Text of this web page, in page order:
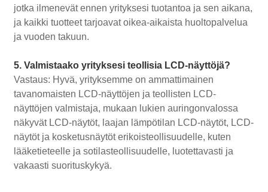
jotka ilmenevät ennen yrityksesi tuotantoa ja sen aikana,
ja kaikki tuotteet tarjoavat oikea-aikaista huoltopalvelua
ja vuoden takuun.
5. Valmistaako yrityksesi teollisia LCD-näyttöjä?
Vastaus: Hyvä, yrityksemme on ammattimainen
tavanomaisten LCD-näyttöjen ja teollisten LCD-
näyttöjen valmistaja, mukaan lukien auringonvalossa
näkyvät LCD-näytöt, laajan lämpötilan LCD-näytöt, LCD-
näytöt ja kosketusnäytöt erikoisteollisuudelle, kuten
lääketieteelle ja sotilasteollisuudelle, luotettavasti ja
vakaasti suorituskykyä.